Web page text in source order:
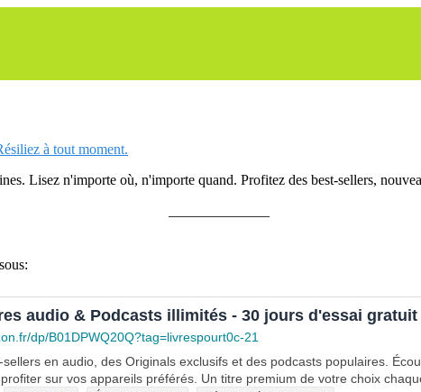
à tout moment.
Lisez n'importe où, n'importe quand. Profitez des best-sellers,
audio & Podcasts illimités - 30 jours d'essai gratuit
dp/B01DPWQ20Q?tag=livrespourt0c-21
en audio, des Originals exclusifs et des podcasts populaires.
sur vos appareils préférés. Un titre premium de votre choix